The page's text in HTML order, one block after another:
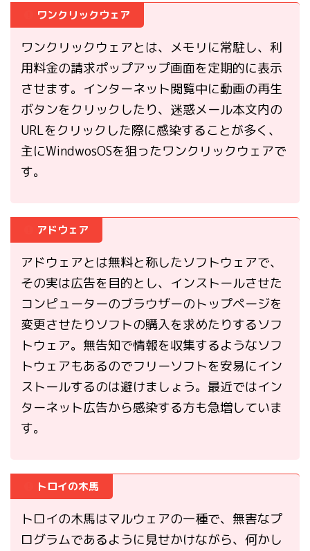
ワンクリックウェア
ワンクリックウェアとは、メモリに常駐し、利
用料金の請求ポップアップ画面を定期的に表示
させます。インターネット閲覧中に動画の再生
ボタンをクリックしたり、迷惑メール本文内の
URLをクリックした際に感染することが多く、
主にWindwosOSを狙ったワンクリックウェアで
す。
アドウェア
アドウェアとは無料と称したソフトウェアで、
その実は広告を目的とし、インストールさせた
コンピューターのブラウザーのトップページを
変更させたりソフトの購入を求めたりするソフ
トウェア。無告知で情報を収集するようなソフ
トウェアもあるのでフリーソフトを安易にイン
ストールするのは避けましょう。最近ではイン
ターネット広告から感染する方も急増していま
す。
トロイの木馬
トロイの木馬はマルウェアの一種で、無害なプ
ログラムであるように見せかけながら、何かし